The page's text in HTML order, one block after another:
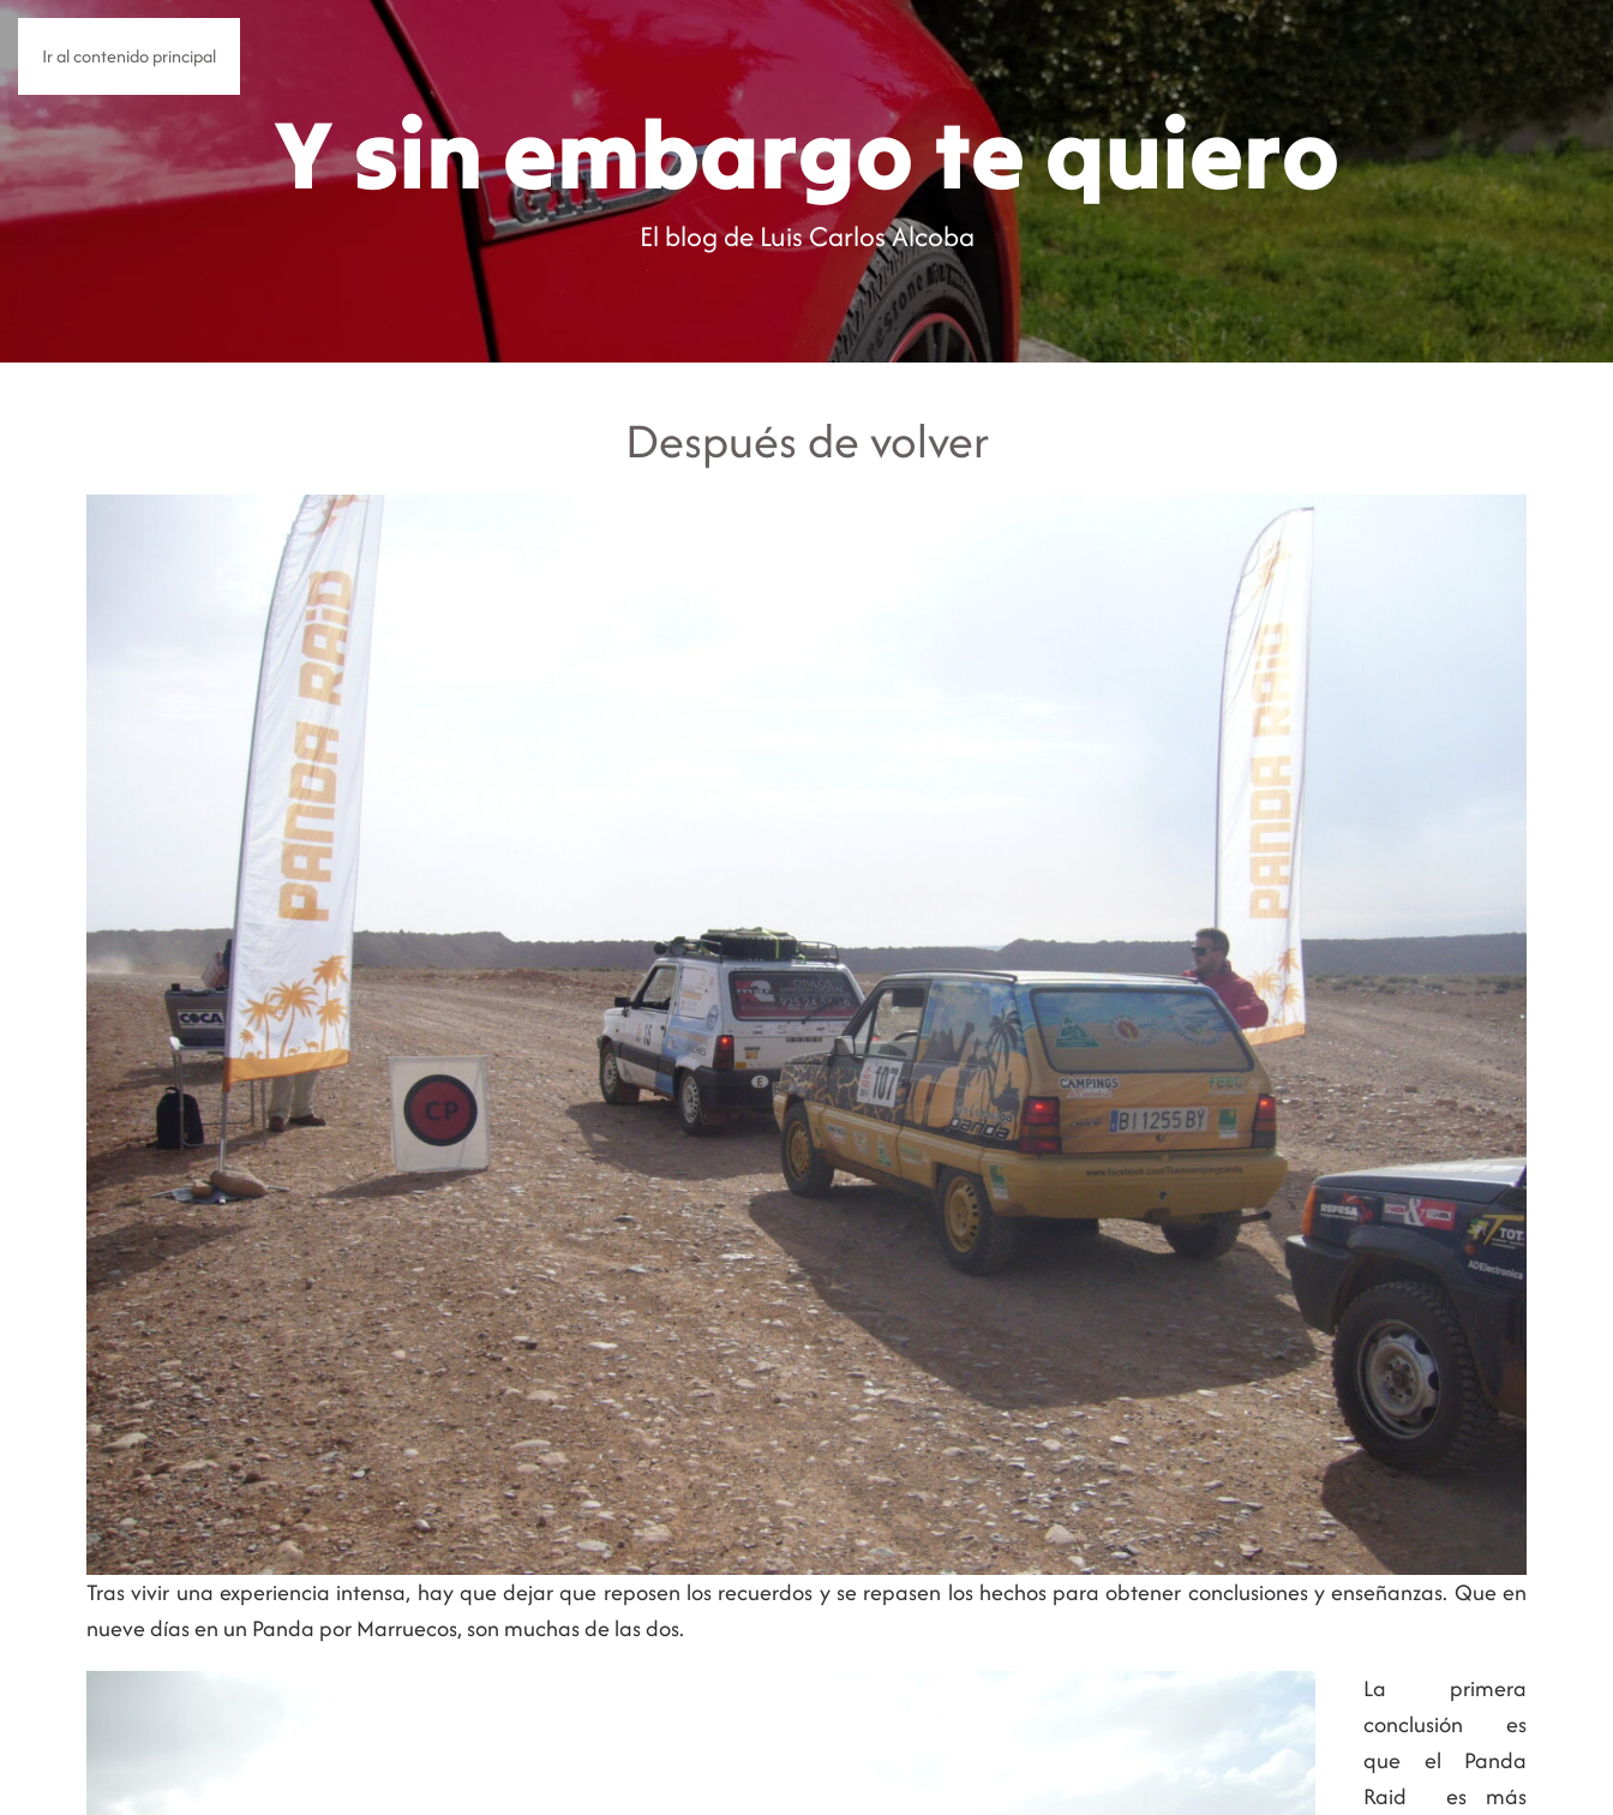
Ir al contenido principal Blog Categorías Suscripción Sobre mí
Y sin embargo te quiero
El blog de Luis Carlos Alcoba
Después de volver
Tras vivir una experiencia intensa, hay que dejar que reposen los recuerdos y se repasen los hechos para obtener conclusiones y enseñanzas. Que en
nueve días en un Panda por Marruecos, son muchas de las dos.
La primera
conclusión es
que el Panda
Raid es más